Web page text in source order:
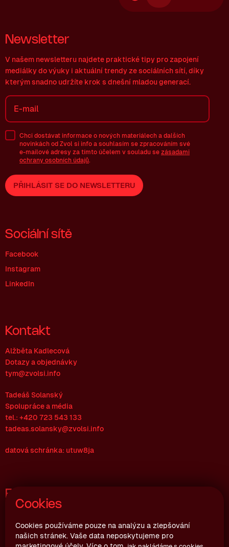
Cookies
Cookies používáme pouze na analýzu a zlepšování
našich stránek. Vaše data neposkytujeme pro
Newsletter
V našem newsletteru najdete praktické tipy pro zapojení
mediálky do výuky i aktuální trendy ze sociálních sítí, díky
kterým snadno udržíte krok s dnešní mladou generací.
Chci dostávat informace o nových materiálech a dalších
novinkách od Zvol si info a souhlasím se zpracováním své
e-mailové adresy za tímto účelem v souladu se zásadami
ochrany osobních údajů.
PŘIHLÁSIT SE DO NEWSLETTERU
Sociální sítě
Facebook
Instagram
LinkedIn
Kontakt
Alžběta Kadlecová
Dotazy a objednávky
tym@zvolsi.info
Tadeáš Solanský
Spolupráce a média
tel.: +420 723 543 133
tadeas.solansky@zvolsi.info
datová schránka: utuw8ja
Fakturační údaje
Joštova 10, 602 00 Brno
Česká republika